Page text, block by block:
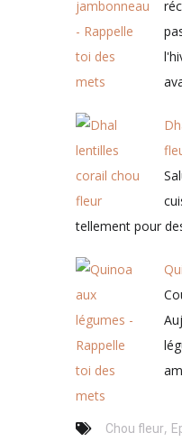
tellement pour
Chou fleur,